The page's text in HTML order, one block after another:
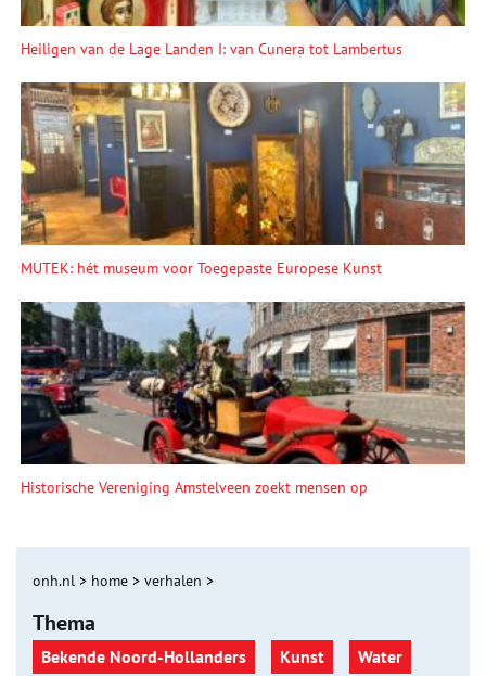
Heiligen van de Lage Landen I: van Cunera tot Lambertus
MUTEK: hét museum voor Toegepaste Europese Kunst
Historische Vereniging Amstelveen zoekt mensen op
onh.nl > home > verhalen >
Thema
Bekende Noord-Hollanders Kunst Water